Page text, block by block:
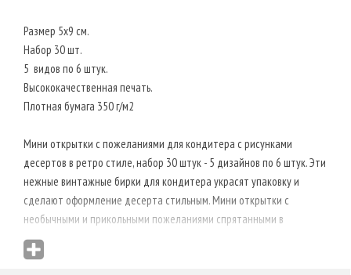
Размер 5х9 см.
Набор 30 шт.
5 видов по 6 штук.
Высококачественная печать.
Плотная бумага 350 г/м2
Мини открытки с пожеланиями для кондитера с рисунками
десертов в ретро стиле, набор 30 штук - 5 дизайнов по 6 штук. Эти
нежные винтажные бирки для кондитера украсят упаковку и
сделают оформление десерта стильным. Мини открытки с
необычными и прикольными пожеланиями спрятанными в
описании вкуса точно понравятся вашим покупателям! Такие
вкусы не могут не понравится! Надписи на открытках: со вкусом